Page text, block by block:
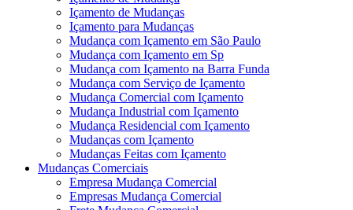
Içamento de Mudanças
Içamento para Mudanças
Mudança com Içamento em São Paulo
Mudança com Içamento em Sp
Mudança com Içamento na Barra Funda
Mudança com Serviço de Içamento
Mudança Comercial com Içamento
Mudança Industrial com Içamento
Mudança Residencial com Içamento
Mudanças com Içamento
Mudanças Feitas com Içamento
Mudanças Comerciais
Empresa Mudança Comercial
Empresas Mudança Comercial